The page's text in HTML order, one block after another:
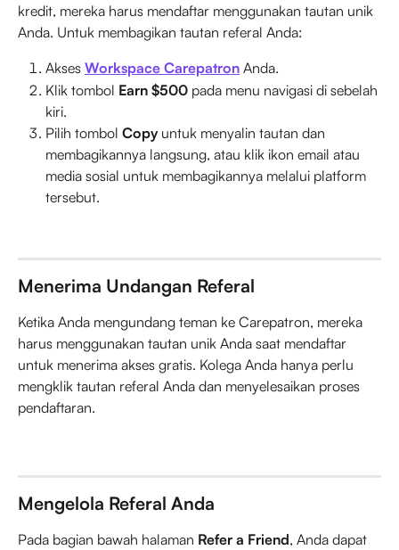
kredit, mereka harus mendaftar menggunakan tautan unik
Anda. Untuk membagikan tautan referal Anda:
Akses Workspace Carepatron Anda.
Klik tombol Earn $500 pada menu navigasi di sebelah
kiri.
Pilih tombol Copy untuk menyalin tautan dan
membagikannya langsung, atau klik ikon email atau
media sosial untuk membagikannya melalui platform
tersebut.
Menerima Undangan Referal
Ketika Anda mengundang teman ke Carepatron, mereka
harus menggunakan tautan unik Anda saat mendaftar
untuk menerima akses gratis. Kolega Anda hanya perlu
mengklik tautan referal Anda dan menyelesaikan proses
pendaftaran.
Mengelola Referal Anda
Pada bagian bawah halaman Refer a Friend, Anda dapat